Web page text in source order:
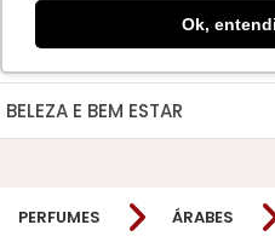
Ok,
MASCULINO
FEMININO
MASCULINO
SEMI SELETIVO
FEMININO
-------------
FEMININO
MINIATURAS 25ML
DECANTS ÁRABES
DESCOBERTAS
ASSINATURA ROUPA
BLAZER
VESTIDOS
MAQUIAGENS
LADY BEAUTY
ROSTO
BOCA
RUBY ROSE
BELEZA E BEM ESTAR
MAGNUS - ENERGIA
NOSSO DIFERENCIAL
PERFUMES ÁRABES